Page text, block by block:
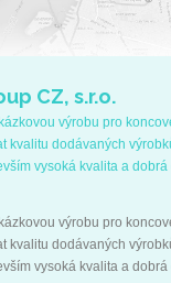
CZ, s.r.o.
výrobu pro
kvalitu dodávaných
vysoká kvalita a
výrobu pro
kvalitu dodávaných
vysoká kvalita a